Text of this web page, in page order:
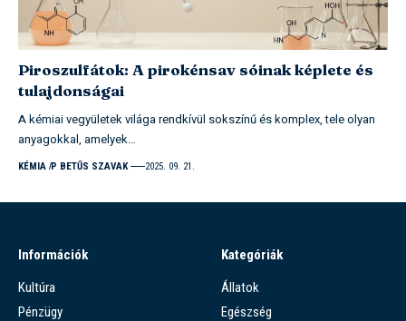
Piroszulfátok: A pirokénsav sóinak képlete és
tulajdonságai
A kémiai vegyületek világa rendkívül sokszínű és komplex, tele olyan
anyagokkal, amelyek…
KÉMIA P BETŰS SZAVAK 2025. 09. 21.
Információk
Kultúra
Pénzügy
Kategóriák
Állatok
Egészség